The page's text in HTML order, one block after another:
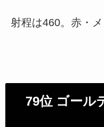
射程は460。赤・
79位 ゴール